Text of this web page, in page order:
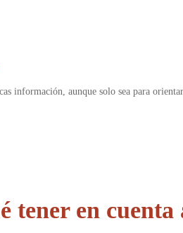
información, aunque solo sea para
tener en